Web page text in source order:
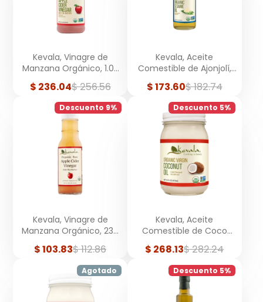
Kevala, Vinagre de
Manzana Orgánico, 1.03
Precio
venta
$ 236.04Precio
regular
$ 256.56
Kevala, Aceite
Comestible de Ajonjolí,
236 ml
Precio
venta
$ 173.60Precio
regular
$ 182.74
Descuento 9%
Kevala, Vinagre de
Manzana Orgánico, 236
ml
Precio
$ 103.83Precio
regular
$ 112.86
Descuento 5%
Kevala, Aceite
Comestible de Coco
Virgen, Orgánico, Crudo,
473 ml
Precio
venta
$ 268.13Precio
regular
$ 282.24
Agotado Descuento 5%